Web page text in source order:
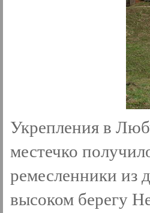
Укрепления в
местечко
ремесленники из
высоком берегу